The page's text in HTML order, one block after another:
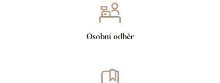
Osobní odběr